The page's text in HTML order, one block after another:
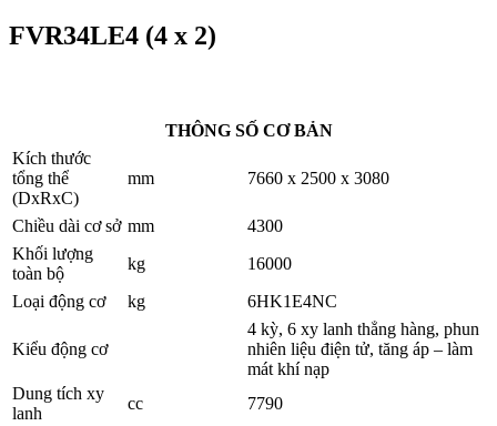
FVR34LE4 (4 x 2)
THÔNG SỐ CƠ BẢN
Kích thước
tổng thể
(DxRxC)
mm 7660 x 2500 x 3080
Chiều dài cơ sở mm
4300
Khối lượng
toàn bộ
kg
16000
Loại động cơ
kg 6HK1E4NC
Kiểu động cơ
4 kỳ, 6 xy lanh thẳng hàng, phun
nhiên liệu điện tử, tăng áp – làm
mát khí nạp
Dung tích xy
lanh
cc
7790